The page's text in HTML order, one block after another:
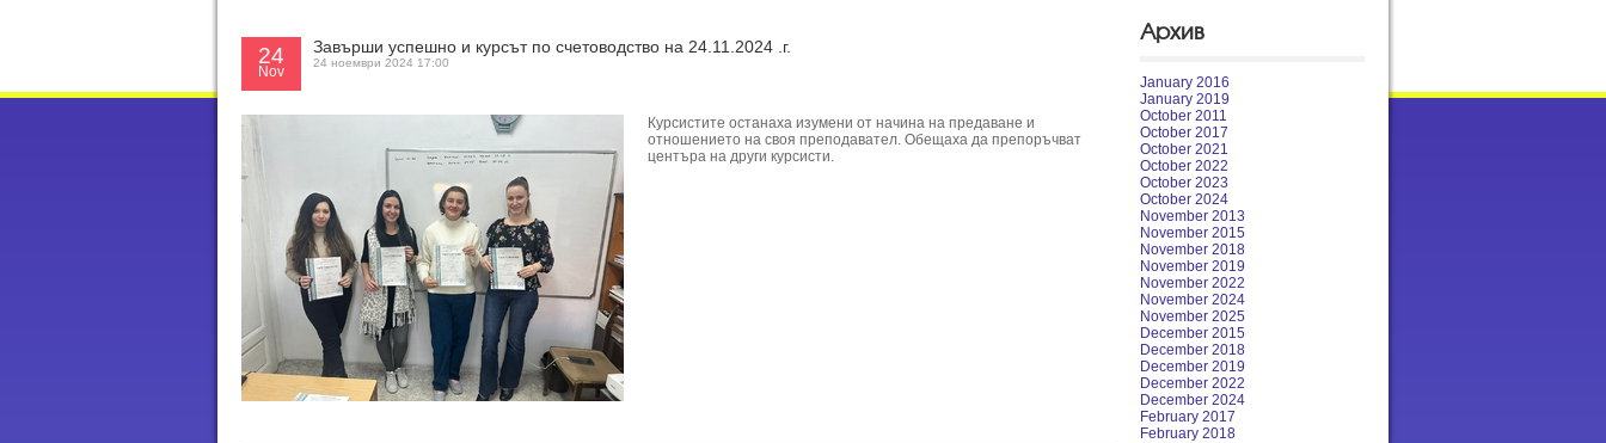
24
Nov
Завърши успешно и курсът по счетоводство на 24.11.2024 .г.
24 ноември 2024 17:00
Курсистите останаха изумени от начина на предаване и
отношението на своя преподавател. Обещаха да препоръчват
центъра на други курсисти.
Архив
January 2016
January 2019
October 2011
October 2017
October 2021
October 2022
October 2023
October 2024
November 2013
November 2015
November 2018
November 2019
November 2022
November 2024
November 2025
December 2015
December 2018
December 2019
December 2022
December 2024
February 2017
February 2018